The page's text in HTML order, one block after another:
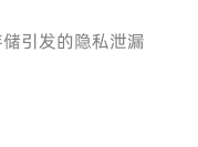
引发的隐私泄漏